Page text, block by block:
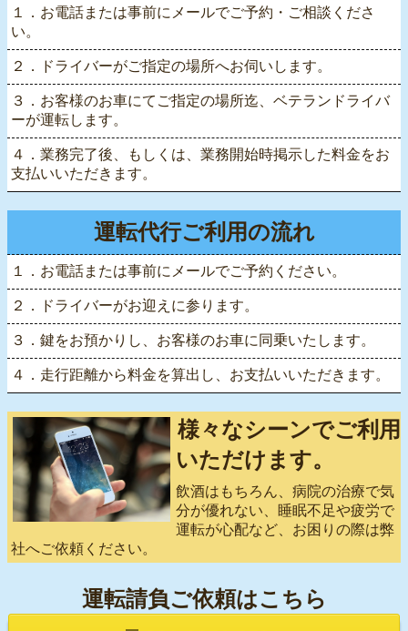
１．お電話または事前にメールでご予約・ご相談くださ
い。
２．ドライバーがご指定の場所へお伺いします。
３．お客様のお車にてご指定の場所迄、ベテランドライバ
ーが運転します。
４．業務完了後、もしくは、業務開始時掲示した料金をお
支払いいただきます。
運転代行ご利用の流れ
１．お電話または事前にメールでご予約ください。
２．ドライバーがお迎えに参ります。
３．鍵をお預かりし、お客様のお車に同乗いたします。
４．走行距離から料金を算出し、お支払いいただきます。
様々なシーンでご利用
いただけます。
飲酒はもちろん、病院の治療で気
分が優れない、睡眠不足や疲労で
運転が心配など、お困りの際は弊
社へご依頼ください。
運転請負ご依頼はこちら